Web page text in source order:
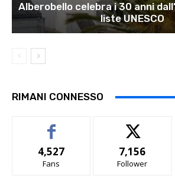
Alberobello celebra i 30 anni
liste UNESCO
RIMANI CONNESSO
4,527
Fans
7,156
Follower